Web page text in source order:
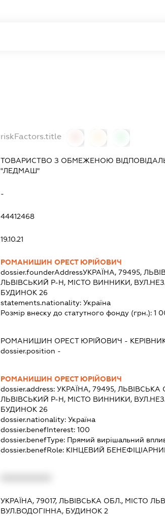
riskFactors.title
ТОВАРИСТВО З ОБМЕЖЕНОЮ
"ЛЕДМАШ"
-
44412468
19.10.21
РОМАНИШИН ОРЕСТ ЮРІЙОВИЧ
dossier.founderAddressУКРАЇНА, 79495,
ЛЬВІВСЬКИЙ Р-Н, МІСТО ВИННИКИ,
БУДИНОК 26
statements.nationality: Україна
Розмір внеску до статутного фонду (грн.): 1
РОМАНИШИН ОРЕСТ ЮРІЙОВИЧ -
dossier.position -
РОМАНИШИН ОРЕСТ ЮРІЙОВИЧ
dossier.address: УКРАЇНА, 79495, ЛЬВІВСЬКА
ЛЬВІВСЬКИЙ Р-Н, МІСТО ВИННИКИ,
БУДИНОК 26
dossier.nationality: Україна
dossier.benefInterest: 100
dossier.benefType: Прямий вирішальний
dossier.benefRole: КІНЦЕВИЙ
УКРАЇНА, 79017, ЛЬВІВСЬКА ОБЛ., МІСТО
ВУЛ.ВОДОГІННА, БУДИНОК 2